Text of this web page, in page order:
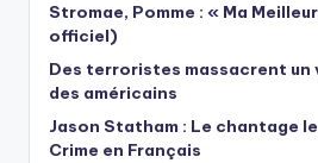
Stromae, Pomme : « Ma
officiel)
Des terroristes massacrent
des américains
Jason Statham : Le chantage
Crime en Français